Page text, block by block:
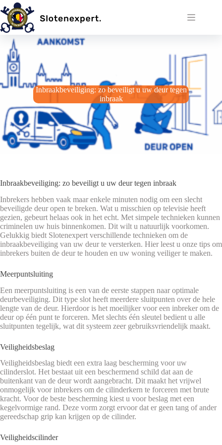
naar
de
inhoud
Inbraakbeveiliging: zo beveiligt u uw deur tegen
inbraak
Inbraakbeveiliging: zo beveiligt u uw deur tegen inbraak
Inbrekers hebben vaak maar enkele minuten nodig om een slecht
beveiligde deur open te breken. Wat u misschien op televisie heeft
gezien, gebeurt helaas ook in het echt. Met simpele technieken kunnen
criminelen uw huis binnenkomen. Dit wilt u natuurlijk voorkomen.
Gelukkig biedt Slotenexpert verschillende technieken om de
inbraakbeveiliging van uw deur te versterken. Hier leest u onze tips om
inbrekers buiten de deur te houden en uw woning veiliger te maken.
Meerpuntsluiting
Een meerpuntsluiting is een van de eerste stappen naar optimale
deurbeveiliging. Dit type slot heeft meerdere sluitpunten over de hele
lengte van de deur. Hierdoor is het moeilijker voor een inbreker om de
deur op één punt te forceren. Met slechts één sleutel bedient u alle
sluitpunten tegelijk, wat dit systeem zeer gebruiksvriendelijk maakt.
Veiligheidsbeslag
Veiligheidsbeslag biedt een extra laag bescherming voor uw
cilinderslot. Het bestaat uit een beschermend schild dat aan de
buitenkant van de deur wordt aangebracht. Dit maakt het vrijwel
onmogelijk voor inbrekers om de cilinderkern te forceren met brute
kracht. Voor de beste bescherming kiest u voor beslag met een
kegelvormige rand. Deze vorm zorgt ervoor dat er geen tang of ander
gereedschap grip kan krijgen op de cilinder.
Veiligheidscilinder